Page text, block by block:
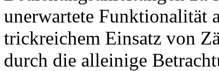
unerwartete Funktionalität
trickreichem Einsatz von
durch die alleinige